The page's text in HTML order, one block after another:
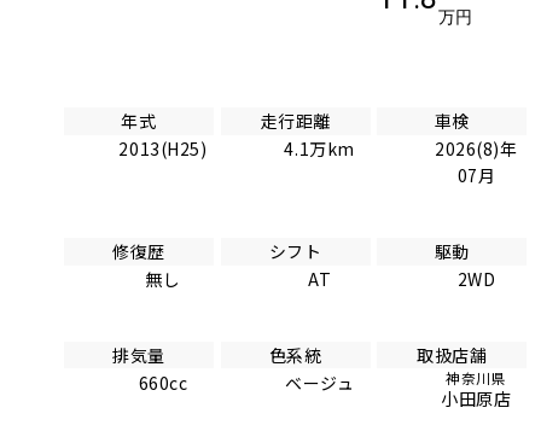
万円
年式
2013(H25)
走行距離
4.1万km
車検
2026(8)年
07月
修復歴
無し
シフト
AT
駆動
2WD
排気量
660cc
色系統
ベージュ
取扱店舗
神奈川県
小田原店